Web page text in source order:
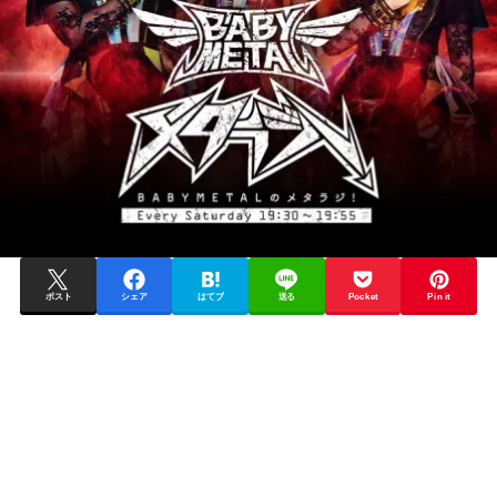
ポスト シェア はてブ 送る Pocket Pin it